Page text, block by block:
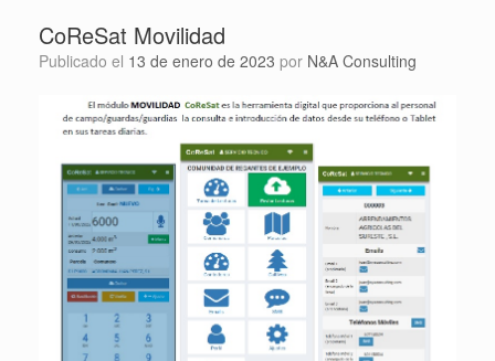
CoReSat Movilidad
Publicado el 13 de enero de 2023 por N&A Consulting